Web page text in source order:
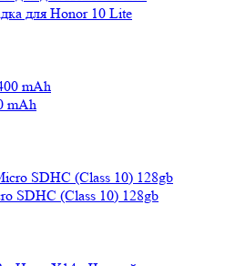
для Honor 10 Lite
mAh
SDHC (Class 10) 128gb